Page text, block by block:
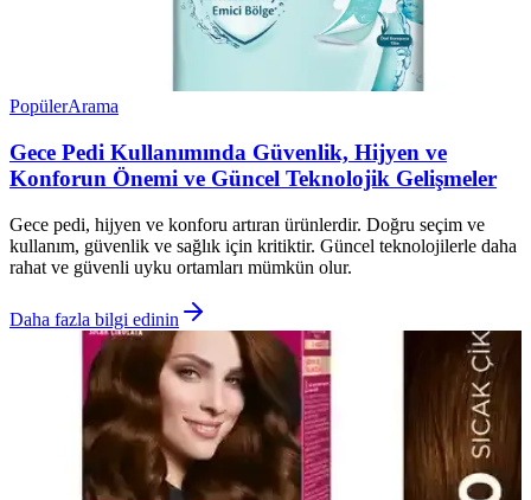
PopülerArama
Gece Pedi Kullanımında Güvenlik, Hijyen ve
Konforun Önemi ve Güncel Teknolojik Gelişmeler
Gece pedi, hijyen ve konforu artıran ürünlerdir. Doğru seçim ve
kullanım, güvenlik ve sağlık için kritiktir. Güncel teknolojilerle daha
rahat ve güvenli uyku ortamları mümkün olur.
Daha fazla bilgi edinin